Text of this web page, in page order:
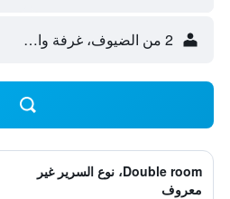
2 من الضيوف، غرفة واحدة
Double room، نوع السرير غير
معروف